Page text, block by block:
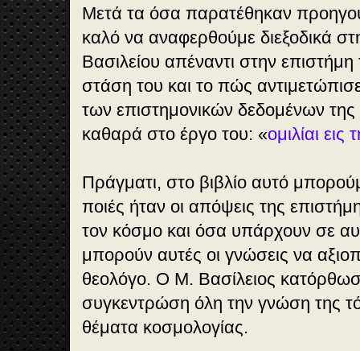
Μετά τα όσα παρατέθηκαν
καλό να αναφερθούμε διεξοδικά
Βασιλείου απέναντι στην
στάση του και το πώς
των επιστημονικών δεδομένων της
καθαρά στο έργο του: «ομιλίαι
Πράγματι, στο βιβλίο αυτό
ποιές ήταν οι απόψεις της
τον κόσμο και όσα υπάρχουν σε
μπορούν αυτές οι γνώσεις να
θεολόγο. Ο Μ. Βασίλειος
συγκεντρώση όλη την γνώση της
θέματα κοσμολογίας.